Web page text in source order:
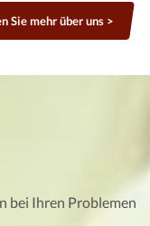
Sie mehr über uns >
bei Ihren Problemen